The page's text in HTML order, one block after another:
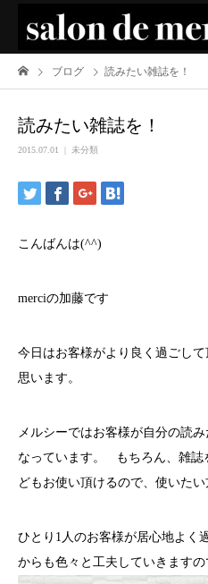
ブログ 読みたい雑誌を！
読みたい雑誌を！
2015.07.01 未分類
こんばんは(^^)
merciの加藤です
今日はお客様がより良く過ごし
思います。
メルシーではお客様が自分の読
なっています。 もちろん、雑誌
どもお使い頂けるので、使いた
ひとり1人のお客様が居心地よく
からも色々と工夫していきます